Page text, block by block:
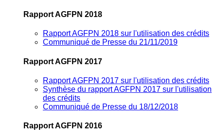
Rapport AGFPN 2018
Rapport AGFPN 2018 sur l'utilisation des crédits
Communiqué de Presse du 21/11/2019
Rapport AGFPN 2017
Rapport AGFPN 2017 sur l'utilisation des crédits
Synthèse du rapport AGFPN 2017 sur l'utilisation
des crédits
Communiqué de Presse du 18/12/2018
Rapport AGFPN 2016